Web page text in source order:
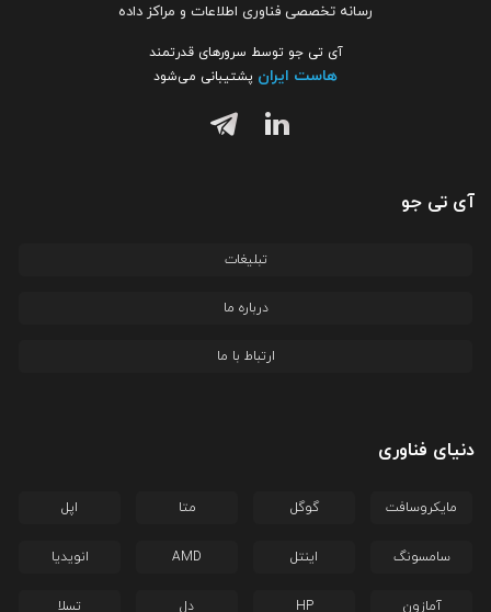
رسانه تخصصی فناوری اطلاعات و مراکز داده
آی تی جو توسط سرورهای قدرتمند
هاست ایران پشتیبانی می‌شود
آی تی جو
تبلیغات
درباره ما
ارتباط با ما
دنیای فناوری
مایکروسافت گوگل متا اپل
سامسونگ اینتل AMD انویدیا
آمازون HP دل تسلا